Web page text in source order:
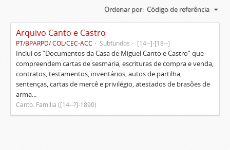
Ordenar por: Código de referência
Arquivo Canto e Castro
PT/BPARPD/ COL/CEC-ACC Subfundos [14--]-[18--]
Inclui os “Documentos da Casa de Miguel Canto e Castro” que
compreendem cartas de sesmaria, escrituras de compra e venda,
contratos, testamentos, inventários, autos de partilha,
sentenças, cartas de mercê e privilégio, atestados de brasões de
arma...
Canto. Família ([14--?]-1890)